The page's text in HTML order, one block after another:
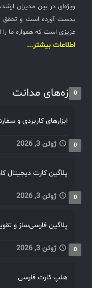
ویژه‌ای در بین مدیران
بدست آورده است و تحقق
عزیزی است که همواره ما
اطلاعات بیشتر...
تازه‌های مدانت0
ابزارهای کاربردی و
ژوئن 3, 2026 0
پلاگین کارت دیجیتال
ژوئن 3, 2026 0
پلاگین فارسی‌ساز و
ژوئن 3, 2026 0
هلپ کارت فارسی